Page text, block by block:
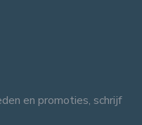
en promoties, schrijf